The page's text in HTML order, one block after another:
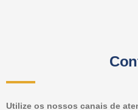
Utilize os nossos canais de